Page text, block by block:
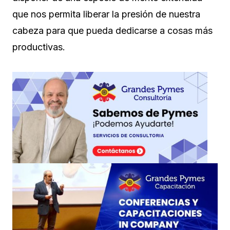
que nos permita liberar la presión de nuestra
cabeza para que pueda dedicarse a cosas más
productivas.